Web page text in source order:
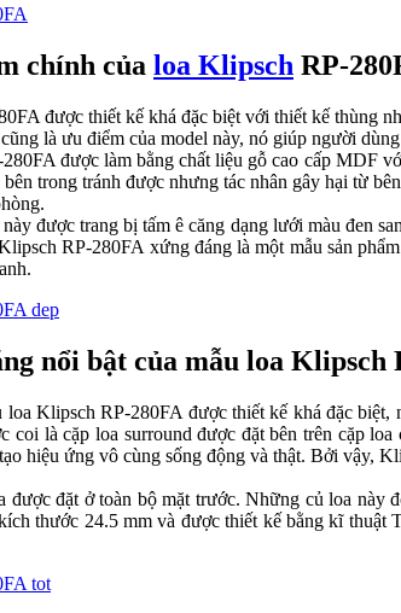
chính của loa Klipsch RP-
được thiết kế khá đặc biệt với thiết kế thùng
là ưu điểm của model này, nó giúp người
được làm bằng chất liệu gỗ cao cấp MDF
trong tránh được nhưng tác nhân gây hại từ
được trang bị tấm ê căng dạng lưới màu đen
RP-280FA xứng đáng là một mẫu sản
nổi bật của mẫu loa Klipsch
loa Klipsch RP-280FA được thiết kế khá đặc
coi là cặp loa surround được đặt bên trên cặp
hiệu ứng vô cùng sống động và thật. Bởi vậy,
được đặt ở toàn bộ mặt trước. Những củ loa này
thước 24.5 mm và được thiết kế bằng kĩ